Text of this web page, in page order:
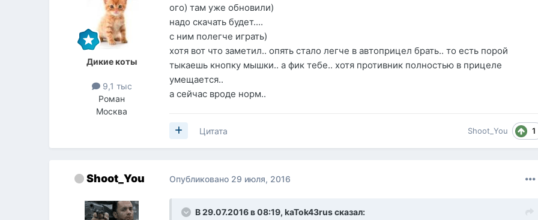
Дикие коты
9,1 тыс
Роман
Москва
ого) там уже обновили)
надо скачать будет....
с ним полегче играть)
хотя вот что заметил.. опять стало легче в автоприцел брать.. то есть порой
тыкаешь кнопку мышки.. а фик тебе.. хотя противник полностью в прицеле
умещается..
а сейчас вроде норм..
Shoot_You 1
Цитата
Shoot_You Опубликовано 29 июля, 2016
В 29.07.2016 в 08:19,kaTok43rusсказал: